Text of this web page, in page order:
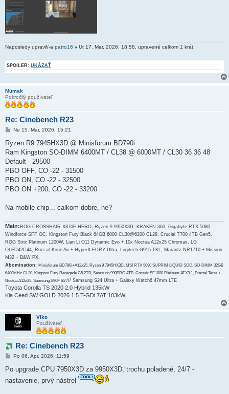
Naposledy upravil/-a patro16 v Ut 17. Mar, 2026, 18:58, upravené celkom 1 krát.
SPOILER: UKÁZAŤ
Mumak
Pokročilý používateľ
Re: Cinebench R23
P
í
s
p
e
o
k
Ne 15. Mar, 2026, 15:21
Ryzen R9 7945HX3D @ Minisforum BD790i
Ram Kingston SO-DIMM 6400MT / CL38 @ 6000MT / CL30 36 36 48
Default - 29500
PBO OFF, CO -22 - 31500
PBO ON, CO -22 - 32500
PBO ON +200, CO -22 - 33200
Na mobile chip... calkom dobre, ne?
Main: ROG CROSSHAIR X870E HERO, Ryzen 9 9950X3D, KRAKEN 360, Gigabyte RTX 5080
Windforce SFF OC, Kingston Fury Black 64GB 6000 CL30@6200 CL28, Crucial T700 4TB Gen5,
ROG Strix Platinum 1200W, Lian Li O11 Dynamic Evo + 10x Noctua A12x25 Chromax, LG
OLED42C44, Roccat Kone Air + HyperX FURY Ultra, Logitech G915 TKL, Marantz NR1710 + Mission
M32 + B&W PX.
Abomination: Minisforum BD790i+A12x25, Ryzen 9 7945HX3D, MSI RTX 5090 SUPRIM LIQUID SOC, SO-DIMM 32GB
6400MHz CL30, Kingston Fury Renegade G5 2TB, Samsung 990PRO 4TB, Corsair SF1000 Platinum ATX3.1, Fractal Terra +
Noctua A12x25, Samsung S90F 65"/// Samsung S24 Ultra + Galaxy Watch6 47mm LTE
Toyota Corolla TS 2020 2.0 Hybrid 135kW
Kia Ceed SW GOLD 2026 1.5 T-GDi 7AT 103kW
Vlko
Používateľ
Re: Cinebench R23
P
í
p
Po 06. Apr, 2026, 11:59
Po upgrade CPU 7950X3D za 9950X3D, trochu poladené, 24/7 -
nastavenie, prvý nástrel